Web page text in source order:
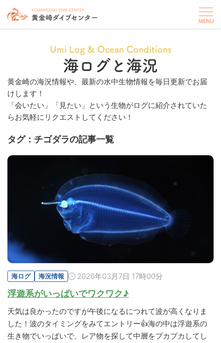
Umi Log & Ocean Conditions
海ログと海況
黄金崎の海況情報や、最新の水中生物情報を毎日更新でお届
けします！
「会いたい」「見たい」という生物がログに紹介されていた
らお気軽にリクエストしてください！
タグ：チゴダラの記事一覧
海ログ 海況情報 2026年03月7日 17時00分
浮遊系がいっぱいでワクワク♪
天気は良かったのですが午後になるにつれて波が高くなりま
した！波のタイミングをみてエントリー👍海の中は浮遊系の
生き物でいっぱいで、レア物を探して中層をプカプカしてし